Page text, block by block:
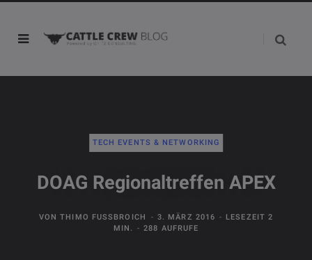
TECH EVENTS & NETWORKING
DOAG Regionaltreffen APEX
VONTHIMO FUSSBROICH 3. MÄRZ 2016
LESEZEIT 2
MIN.
288 AUFRUFE